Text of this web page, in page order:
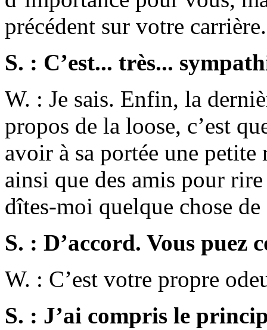
précédent sur votre carrière.
S. : C’est... très...
W. : Je sais. Enfin, la
propos de la loose, c’est
avoir à sa portée une
ainsi que des amis pour
dîtes-moi quelque chose
S. : D’accord. Vous puez
W. : C’est votre propre
S. : J’ai compris le